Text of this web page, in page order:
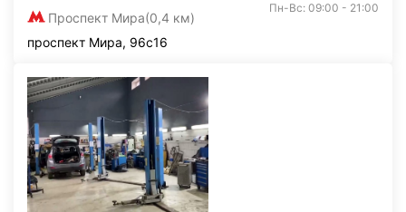
Проспект Мира(0,4 км)
Пн-Вс: 09:00 - 21:00
проспект Мира, 96с16